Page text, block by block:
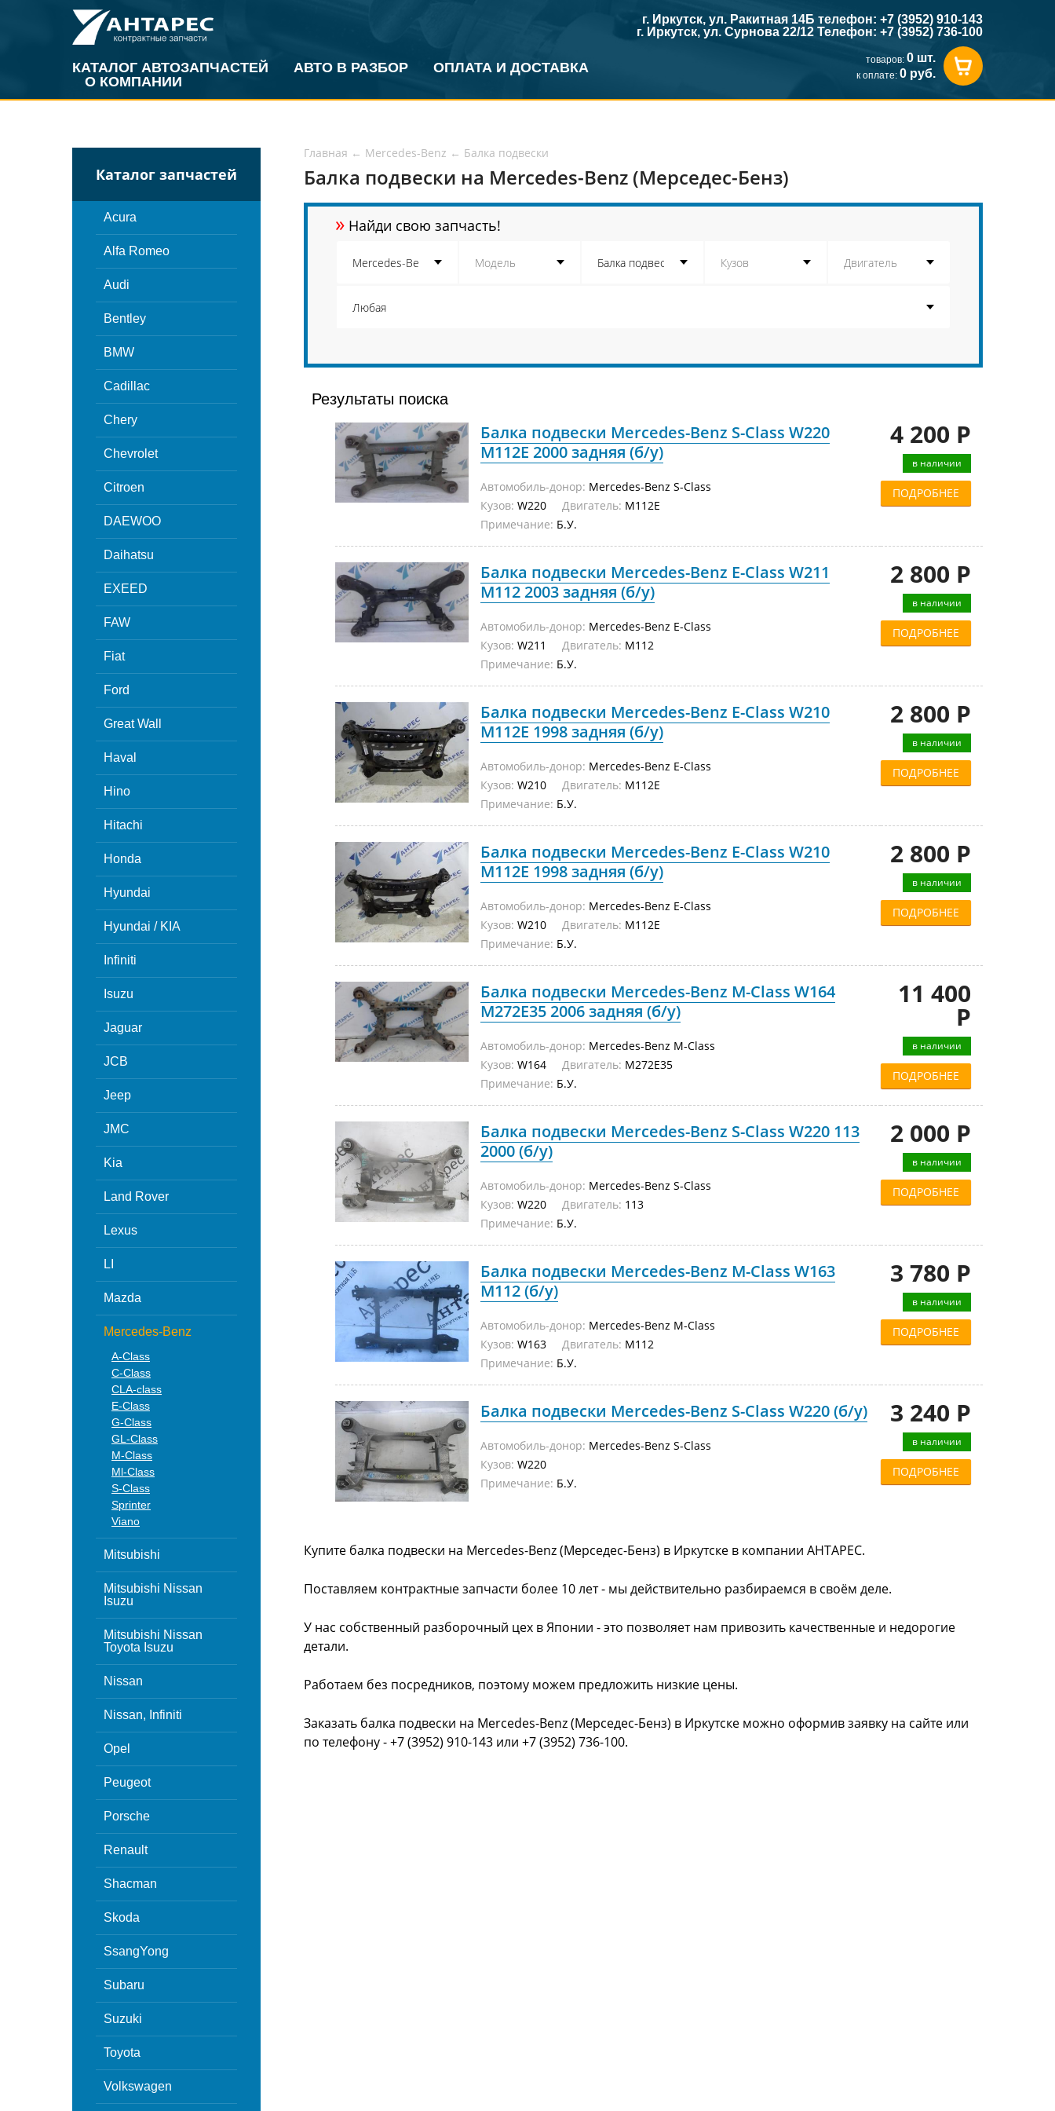
КАТАЛОГ АВТОЗАПЧАСТЕЙ АВТО В РАЗБОР
ОПЛАТА И ДОСТАВКА
О КОМПАНИИ
г. Иркутск, ул. Ракитная 14Б телефон: +7 (3952) 910-143
г. Иркутск, ул. Сурнова 22/12 Телефон: +7 (3952) 736-100
товаров: 0 шт.
к оплате: 0 руб.
Каталог запчастей
Acura
Alfa Romeo
Audi
Bentley
BMW
Cadillac
Chery
Chevrolet
Citroen
DAEWOO
Daihatsu
EXEED
FAW
Fiat
Ford
Great Wall
Haval
Hino
Hitachi
Honda
Hyundai
Hyundai / KIA
Infiniti
Isuzu
Jaguar
JCB
Jeep
JMC
Kia
Land Rover
Lexus
LI
Mazda
Mercedes-Benz
A-Class
C-Class
CLA-class
E-Class
G-Class
GL-Class
M-Class
Ml-Class
S-Class
Sprinter
Viano
Mitsubishi
Mitsubishi Nissan
Isuzu
Mitsubishi Nissan
Toyota Isuzu
Nissan
Nissan, Infiniti
Opel
Peugeot
Porsche
Renault
Shacman
Skoda
SsangYong
Subaru
Suzuki
Toyota
Volkswagen
Главная ← Mercedes-Benz ← Балка подвески
Балка подвески на Mercedes-Benz (Мерседес-Бенз)
» Найди свою запчасть!
Результаты поиска
Балка подвески Mercedes-Benz S-Class W220
M112E 2000 задняя (б/у)
Автомобиль-донор: Mercedes-Benz S-Class
Кузов: W220 Двигатель: M112E
Примечание: Б.У.
4 200 Р
в наличии
ПОДРОБНЕЕ
Балка подвески Mercedes-Benz E-Class W211
M112 2003 задняя (б/у)
Автомобиль-донор: Mercedes-Benz E-Class
Кузов: W211 Двигатель: M112
Примечание: Б.У.
2 800 Р
в наличии
ПОДРОБНЕЕ
Балка подвески Mercedes-Benz E-Class W210
M112E 1998 задняя (б/у)
Автомобиль-донор: Mercedes-Benz E-Class
Кузов: W210 Двигатель: M112E
Примечание: Б.У.
2 800 Р
в наличии
ПОДРОБНЕЕ
Балка подвески Mercedes-Benz E-Class W210
M112E 1998 задняя (б/у)
Автомобиль-донор: Mercedes-Benz E-Class
Кузов: W210 Двигатель: M112E
Примечание: Б.У.
2 800 Р
в наличии
ПОДРОБНЕЕ
Балка подвески Mercedes-Benz M-Class W164
M272E35 2006 задняя (б/у)
Автомобиль-донор: Mercedes-Benz M-Class
Кузов: W164 Двигатель: M272E35
Примечание: Б.У.
11 400
Р
в наличии
ПОДРОБНЕЕ
Балка подвески Mercedes-Benz S-Class W220 113
2000 (б/у)
Автомобиль-донор: Mercedes-Benz S-Class
Кузов: W220 Двигатель: 113
Примечание: Б.У.
2 000 Р
в наличии
ПОДРОБНЕЕ
Балка подвески Mercedes-Benz M-Class W163
M112 (б/у)
Автомобиль-донор: Mercedes-Benz M-Class
Кузов: W163 Двигатель: M112
Примечание: Б.У.
3 780 Р
в наличии
ПОДРОБНЕЕ
Балка подвески Mercedes-Benz S-Class W220 (б/у)
Автомобиль-донор: Mercedes-Benz S-Class
Кузов: W220
Примечание: Б.У.
3 240 Р
в наличии
ПОДРОБНЕЕ
Купите балка подвески на Mercedes-Benz (Мерседес-Бенз) в Иркутске в компании АНТАРЕС.
Поставляем контрактные запчасти более 10 лет - мы действительно разбираемся в своём деле.
У нас собственный разборочный цех в Японии - это позволяет нам привозить качественные и недорогие
детали.
Работаем без посредников, поэтому можем предложить низкие цены.
Заказать балка подвески на Mercedes-Benz (Мерседес-Бенз) в Иркутске можно оформив заявку на сайте или
по телефону - +7 (3952) 910-143 или +7 (3952) 736-100.